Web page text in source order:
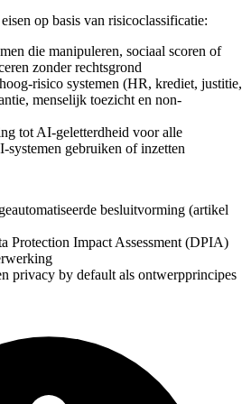
op basis van risicoclassificatie:
die manipuleren, sociaal scoren of
zonder rechtsgrond
risico systemen (HR, krediet, justitie,
menselijk toezicht en non-
tot AI-geletterdheid voor alle
systemen gebruiken of inzetten
besluitvorming (artikel
Protection Impact Assessment (DPIA)
privacy by default als ontwerpprincipes